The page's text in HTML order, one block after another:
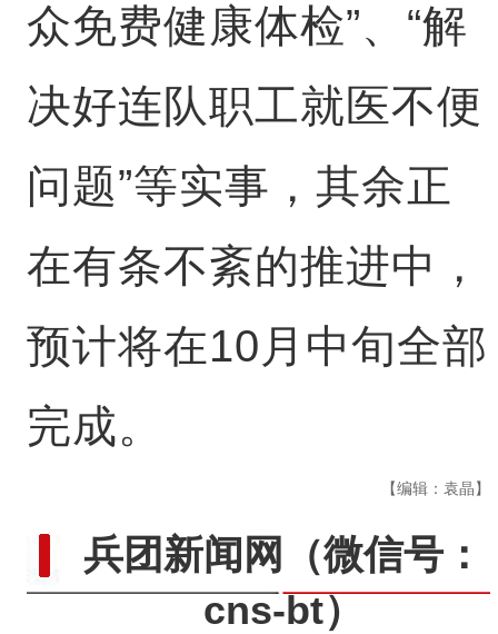
众免费健康体检”、“解
决好连队职工就医不便
问题”等实事，其余正
在有条不紊的推进中，
预计将在10月中旬全部
完成。
【编辑：袁晶】
兵团新闻网
（微信号：
cns-bt）